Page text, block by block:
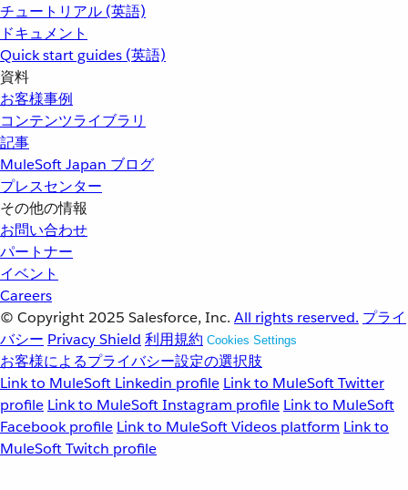
チュートリアル (英語)
ドキュメント
Quick start guides (英語)
資料
お客様事例
コンテンツライブラリ
記事
MuleSoft Japan ブログ
プレスセンター
その他の情報
お問い合わせ
パートナー
イベント
Careers
© Copyright 2025 Salesforce, Inc. All rights reserved. プライ
バシー Privacy Shield 利用規約 Cookies Settings
お客様によるプライバシー設定の選択肢
Link to MuleSoft Linkedin profile Link to MuleSoft Twitter
profile Link to MuleSoft Instagram profile Link to MuleSoft
Facebook profile Link to MuleSoft Videos platform Link to
MuleSoft Twitch profile